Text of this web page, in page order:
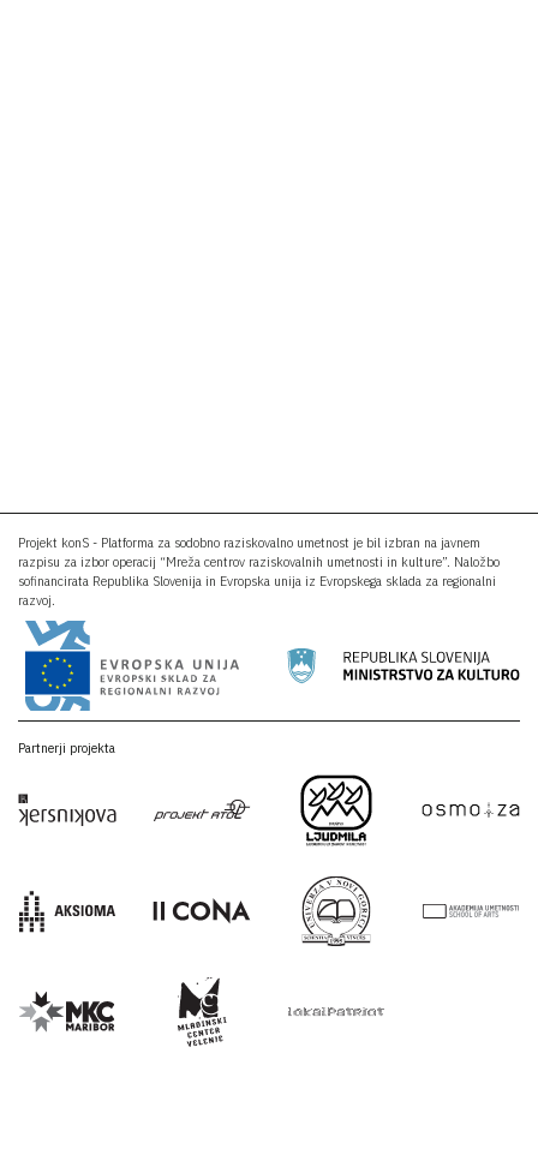
Projekt konS - Platforma za sodobno raziskovalno umetnost je bil izbran na javnem
razpisu za izbor operacij “Mreža centrov raziskovalnih umetnosti in kulture”. Naložbo
sofinancirata Republika Slovenija in Evropska unija iz Evropskega sklada za regionalni
razvoj.
Partnerji projekta